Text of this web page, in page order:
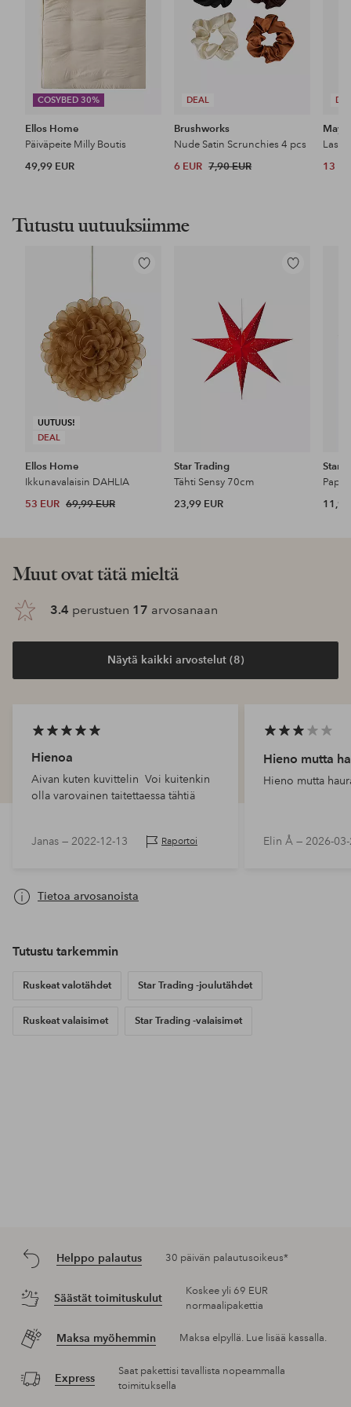
COSYBED 30%
Ellos Home
Päiväpeite Milly Boutis
49,99 EUR
DEAL
Brushworks
Nude Satin Scrunchies 4 pcs
6 EUR 7,90 EUR 13
Tutustu uutuuksiimme
UUTUUS!
DEAL
Lisää
Ellos Home
Ikkunavalaisin DAHLIA
53 EUR 69,99 EUR
Lisää
Star Trading
Tähti Sensy 70cm
23,99 EUR
Star
11,99
Muut ovat tätä mieltä
3.4 perustuen 17 arvosanaan
Näytä kaikki arvostelut (8)
Hienoa
Aivan kuten kuvittelin Voi kuitenkin
olla varovainen taitettaessa tähtiä
Janas — 2022-12-13 Raportoi
Hieno mutta
Hieno mutta
Elin Å — 2026-
Tietoa arvosanoista
Tutustu tarkemmin
Ruskeat valotähdet Star Trading -joulutähdet
Ruskeat valaisimet Star Trading -valaisimet
Helppo palautus 30 päivän palautusoikeus*
Säästät toimituskulut
Koskee yli 69 EUR
normaalipakettia
Maksa myöhemmin Maksa elpyllä. Lue lisää kassalla.
Express
Saat pakettisi tavallista nopeammalla
toimituksella